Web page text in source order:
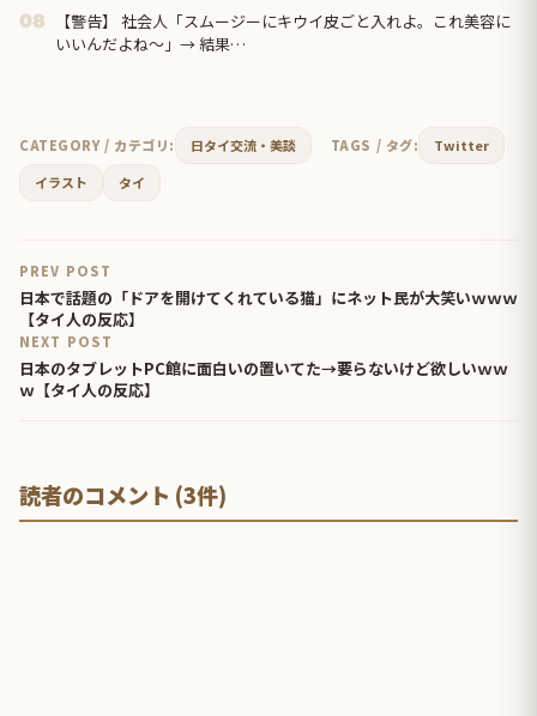
08
【警告】 社会人「スムージーにキウイ皮ごと入れよ。これ美容に
いいんだよね〜」→ 結果…
CATEGORY / カテゴリ: 日タイ交流・美談 TAGS / タグ:
Twitter
イラスト
タイ
PREV POST
日本で話題の「ドアを開けてくれている猫」にネット民が大笑いｗｗｗ
【タイ人の反応】
NEXT POST
日本のタブレットPC館に面白いの置いてた→要らないけど欲しいｗｗ
ｗ【タイ人の反応】
読者のコメント (3件)